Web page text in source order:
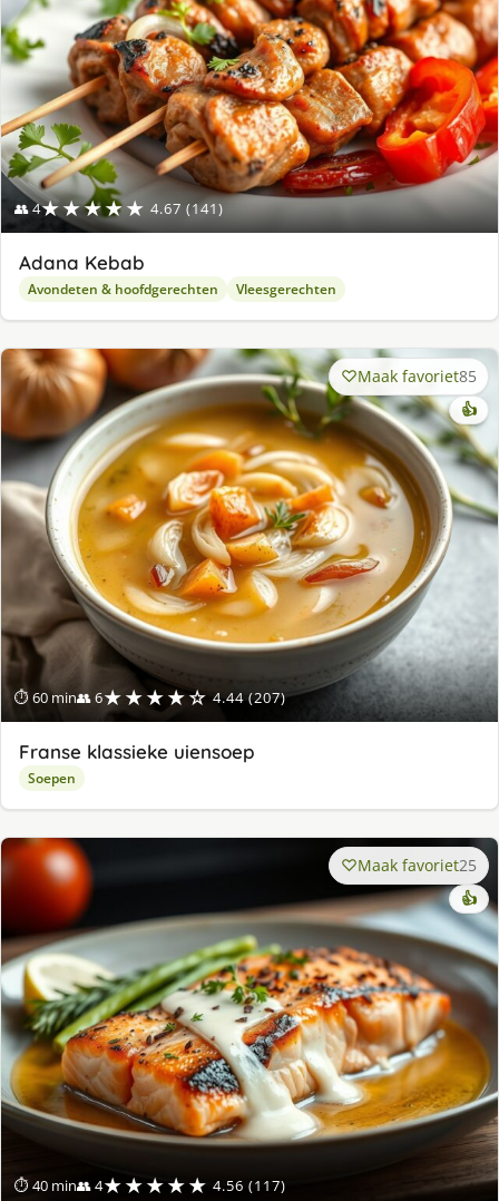
👥 4★★★★★ 4.67 (141)
Adana Kebab
Avondeten & hoofdgerechten Vleesgerechten
⏱ 60 min👥 6★★★★☆ 4.44 (207)
Maak favoriet85
👍
Franse klassieke uiensoep
Soepen
⏱ 40 min👥 4★★★★★ 4.56 (117)
Maak favoriet25
👍